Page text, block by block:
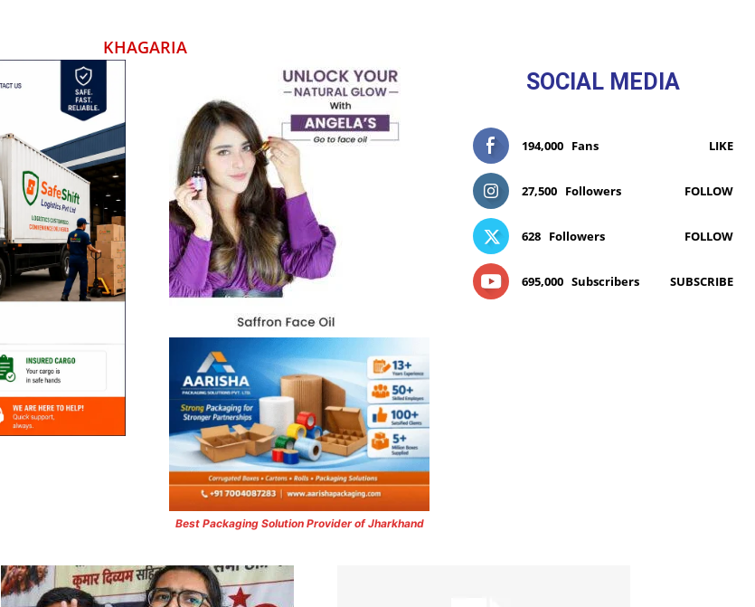
KHAGARIA
Best Packaging Solution Provider of Jharkhand
SOCIAL MEDIA
194,000 Fans LIKE
27,500 Followers FOLLOW
628 Followers FOLLOW
695,000 Subscribers SUBSCRIBE